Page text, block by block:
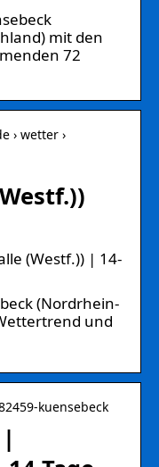
mit den
72
› wetter ›
(Westf.)) | 14-
(Nordrhein-
und
kuensebeck